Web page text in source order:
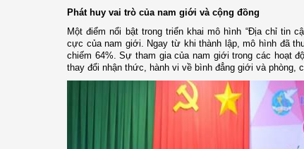
Phát huy vai trò của nam giới và cộng đồng
Một điểm nổi bật trong triển khai mô hình “Địa chỉ tin
cực của nam giới. Ngay từ khi thành lập, mô hình đã
chiếm 64%. Sự tham gia của nam giới trong các hoạt
thay đổi nhận thức, hành vi về bình đẳng giới và phòng,